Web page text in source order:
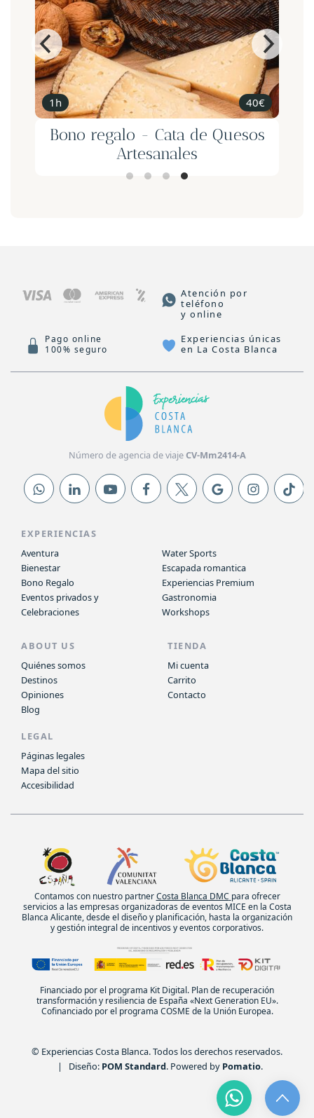
1h 40€
Bono regalo - Cata de Quesos
Artesanales
Atención por
teléfono
y online
Pago online
100% seguro
Experiencias únicas
en La Costa Blanca
Número de agencia de viajeCV-Mm2414-A
EXPERIENCIAS
Aventura
Bienestar
Bono Regalo
Eventos privados y
Celebraciones
Water Sports
Escapada romantica
Experiencias Premium
Gastronomia
Workshops
ABOUT US
Quiénes somos
Destinos
Opiniones
Blog
TIENDA
Mi cuenta
Carrito
Contacto
LEGAL
Páginas legales
Mapa del sitio
Accesibilidad
Contamos con nuestro partnerCosta Blanca DMC para ofrecer
servicios a las empresas organizadoras de eventos MICE en la Costa
Blanca Alicante, desde el diseño y planificación, hasta la organización
y gestión integral de incentivos y eventos corporativos.
Financiado por el programa Kit Digital. Plan de recuperación
transformación y resiliencia de España «Next Generation EU».
Cofinanciado por el programa COSME de la Unión Europea.
© Experiencias Costa Blanca. Todos los derechos reservados.
| Diseño: POM Standard. Powered by Pomatio.